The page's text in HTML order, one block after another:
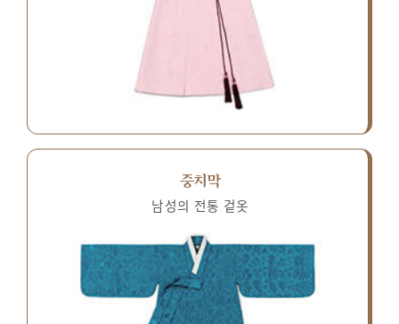
중치막
남성의 전통 겉옷